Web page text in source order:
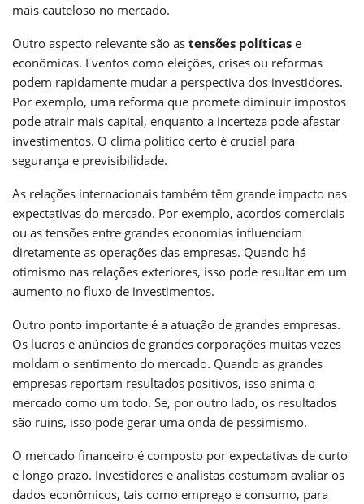
mais cauteloso no mercado.
Outro aspecto relevante são as tensões políticas e
econômicas. Eventos como eleições, crises ou reformas
podem rapidamente mudar a perspectiva dos investidores.
Por exemplo, uma reforma que promete diminuir impostos
pode atrair mais capital, enquanto a incerteza pode afastar
investimentos. O clima político certo é crucial para
segurança e previsibilidade.
As relações internacionais também têm grande impacto nas
expectativas do mercado. Por exemplo, acordos comerciais
ou as tensões entre grandes economias influenciam
diretamente as operações das empresas. Quando há
otimismo nas relações exteriores, isso pode resultar em um
aumento no fluxo de investimentos.
Outro ponto importante é a atuação de grandes empresas.
Os lucros e anúncios de grandes corporações muitas vezes
moldam o sentimento do mercado. Quando as grandes
empresas reportam resultados positivos, isso anima o
mercado como um todo. Se, por outro lado, os resultados
são ruins, isso pode gerar uma onda de pessimismo.
O mercado financeiro é composto por expectativas de curto
e longo prazo. Investidores e analistas costumam avaliar os
dados econômicos, tais como emprego e consumo, para